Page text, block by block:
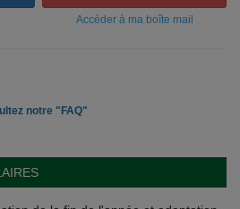
Accéder à ma boîte mail
notre "FAQ"